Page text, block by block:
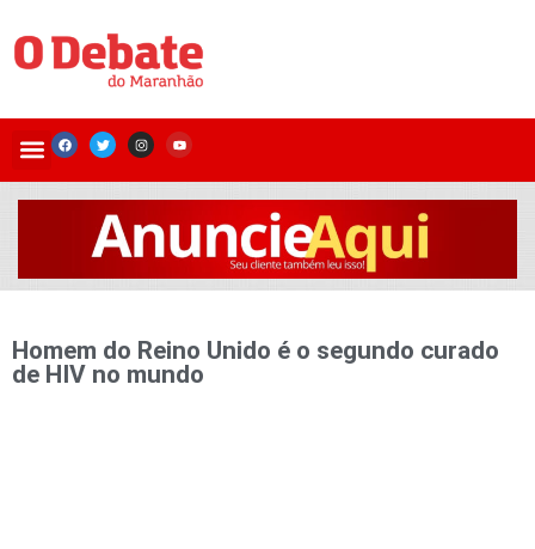
Homem do Reino Unido é o segundo curado
de HIV no mundo